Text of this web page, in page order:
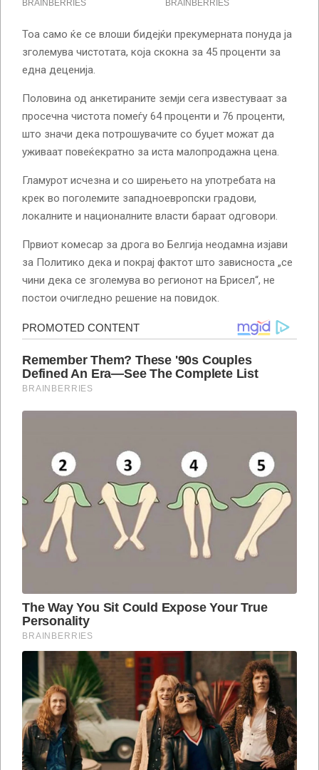
Тоа само ќе се влоши бидејќи прекумерната понуда ја
зголемува чистотата, која скокна за 45 проценти за
една деценија.
Половина од анкетираните земји сега известуваат за
просечна чистота помеѓу 64 проценти и 76 проценти,
што значи дека потрошувачите со буџет можат да
уживаат повеќекратно за иста малопродажна цена.
Гламурот исчезна и со ширењето на употребата на
крек во поголемите западноевропски градови,
локалните и националните власти бараат одговори.
Првиот комесар за дрога во Белгија неодамна изјави
за Политико дека и покрај фактот што зависноста „се
чини дека се зголемува во регионот на Брисел“, не
постои очигледно решение на повидок.